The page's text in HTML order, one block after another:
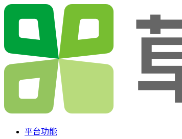
平台功能